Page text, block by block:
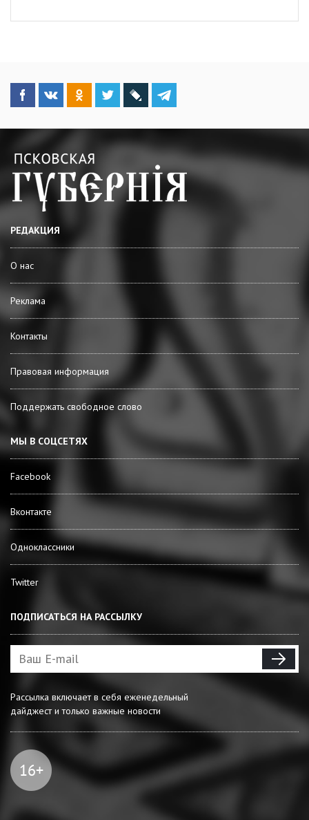
РЕДАКЦИЯ
О нас
Реклама
Контакты
Правовая информация
Поддержать свободное слово
МЫ В СОЦСЕТЯХ
Facebook
Вконтакте
Одноклассники
Twitter
ПОДПИСАТЬСЯ НА РАССЫЛКУ
Рассылка включает в себя еженедельный
дайджест и только важные новости